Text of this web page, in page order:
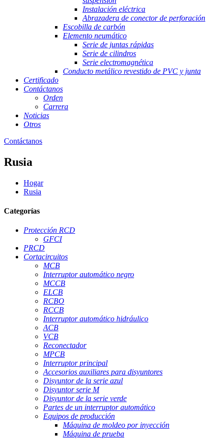
Instalación eléctrica
Abrazadera de conector de perforación
Escobilla de carbón
Elemento neumático
Serie de juntas rápidas
Serie de cilindros
Serie electromagnética
Conducto metálico revestido de PVC y junta
Certificado
Contáctanos
Orden
Carrera
Noticias
Otros
Contáctanos
Rusia
Hogar
Rusia
Categorías
Protección RCD
GFCI
PRCD
Cortacircuitos
MCB
Interruptor automático negro
MCCB
ELCB
RCBO
RCCB
Interruptor automático hidráulico
ACB
VCB
Reconectador
MPCB
Interruptor principal
Accesorios auxiliares para disyuntores
Disyuntor de la serie azul
Disyuntor serie M
Disyuntor de la serie verde
Partes de un interruptor automático
Equipos de producción
Máquina de moldeo por inyección
Máquina de prueba